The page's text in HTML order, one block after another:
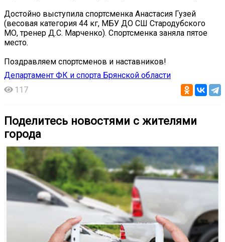
Достойно выступила спортсменка Анастасия Гузей
(весовая категория 44 кг, МБУ ДО СШ Стародубского
МО, тренер Д.С. Марченко). Спортсменка заняла пятое
место.
Поздравляем спортсменов и наставников!
Департамент ФК и спорта Брянской области
117
Поделитесь новостями с жителями
города